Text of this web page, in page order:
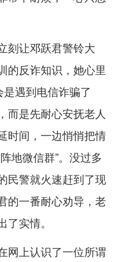
让邓跃君警铃大
的反诈知识，她心里
是遇到电信诈骗了
而是先耐心安抚老人
时间，一边悄悄把情
地微信群”。没过多
民警就火速赶到了现
的一番耐心劝导，老
实情。
上认识了一位所谓